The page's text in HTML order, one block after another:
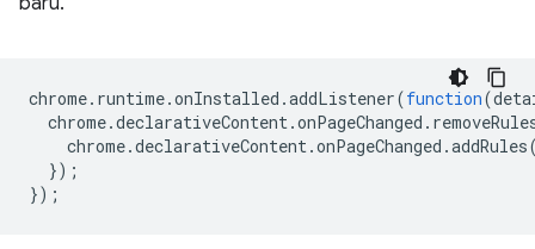
chrome. runtime.onInstalled .addListener(function(
chrome.declarativeContent.onPageChanged .
chrome.declarativeContent.onPageChanged .addRules
});
});